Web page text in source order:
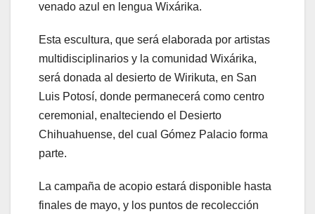
venado azul en lengua Wixárika.
Esta escultura, que será elaborada por artistas
multidisciplinarios y la comunidad Wixárika,
será donada al desierto de Wirikuta, en San
Luis Potosí, donde permanecerá como centro
ceremonial, enalteciendo el Desierto
Chihuahuense, del cual Gómez Palacio forma
parte.
La campaña de acopio estará disponible hasta
finales de mayo, y los puntos de recolección